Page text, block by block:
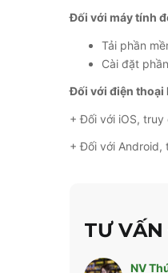
Đối với máy tính
Tải phần
Cài đặt
Đối với điện thoại
+ Đối với iOS, truy
+ Đối với Android,
TƯ
NV